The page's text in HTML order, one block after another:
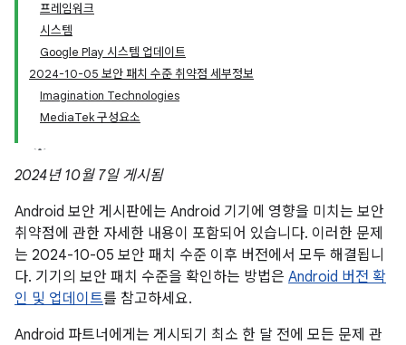
프레임워크
시스템
Google Play 시스템 업데이트
2024-10-05 보안 패치 수준 취약점 세부정보
Imagination Technologies
MediaTek 구성요소
2024년 10월 7일 게시됨
Android 보안 게시판에는 Android 기기에 영향을 미치는 보안
취약점에 관한 자세한 내용이 포함되어 있습니다. 이러한 문제
는 2024-10-05 보안 패치 수준 이후 버전에서 모두 해결됩니
다. 기기의 보안 패치 수준을 확인하는 방법은 Android 버전 확
인 및 업데이트를 참고하세요.
Android 파트너에게는 게시되기 최소 한 달 전에 모든 문제 관